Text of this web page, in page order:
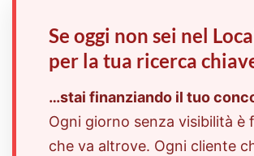
Se oggi non sei nel
per la tua ricerca
…stai finanziando il tuo
Ogni giorno senza visibilità è
che va altrove. Ogni cliente